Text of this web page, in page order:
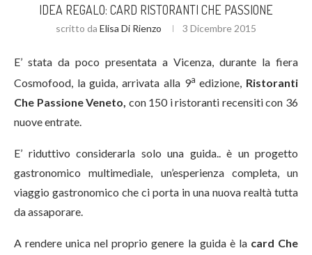
IDEA REGALO: CARD RISTORANTI CHE PASSIONE
scritto da Elisa Di Rienzo 3 Dicembre 2015
E’ stata da poco presentata a Vicenza, durante la fiera
Cosmofood, la guida, arrivata alla 9a edizione, Ristoranti
Che Passione Veneto, con 150 i ristoranti recensiti con 36
nuove entrate.
E’ riduttivo considerarla solo una guida.. è un progetto
gastronomico multimediale, un’esperienza completa, un
viaggio gastronomico che ci porta in una nuova realtà tutta
da assaporare.
A rendere unica nel proprio genere la guida è la card Che